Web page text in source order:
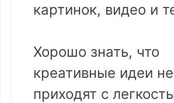
картинок, видео и
Хорошо знать, что
креативные идеи
приходят с